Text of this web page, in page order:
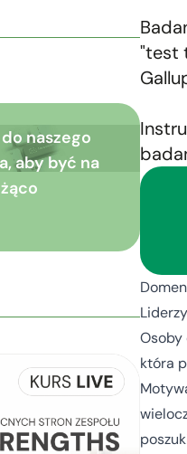
naszego
aby być na
"test
Osoby
która